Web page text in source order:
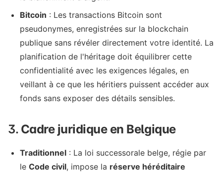
Bitcoin : Les transactions Bitcoin sont
pseudonymes, enregistrées sur la blockchain
publique sans révéler directement votre identité. La
planification de l'héritage doit équilibrer cette
confidentialité avec les exigences légales, en
veillant à ce que les héritiers puissent accéder aux
fonds sans exposer des détails sensibles.
3. Cadre juridique en Belgique
Traditionnel : La loi successorale belge, régie par
le Code civil, impose la réserve héréditaire